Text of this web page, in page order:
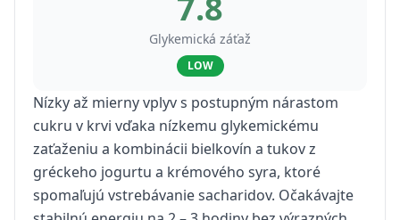
Glykemická záťaž
LOW
Nízky až mierny vplyv s postupným nárastom
cukru v krvi vďaka nízkemu glykemickému
zaťaženiu a kombinácii bielkovín a tukov z
gréckeho jogurtu a krémového syra, ktoré
spomaľujú vstrebávanie sacharidov. Očakávajte